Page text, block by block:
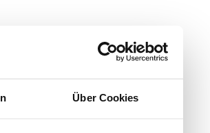
Über Cookies